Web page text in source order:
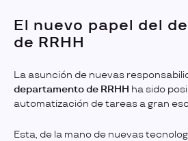
El nuevo papel del
de RRHH
La asunción de nuevas
departamento de RRHH ha sido
automatización de tareas a gran
Esta, de la mano de nuevas